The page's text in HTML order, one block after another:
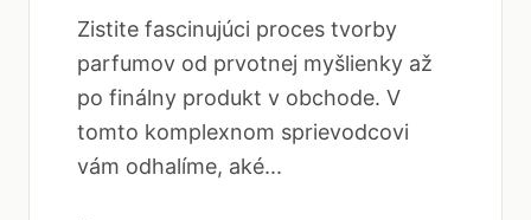
Zistite fascinujúci proces tvorby
parfumov od prvotnej myšlienky až
po finálny produkt v obchode. V
tomto komplexnom sprievodcovi
vám odhalíme, aké...